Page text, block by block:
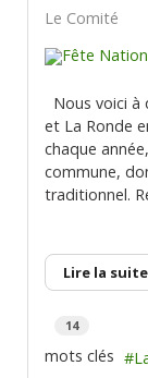
Le Comité
Nous voici à
et La Ronde
chaque
commune,
traditionnel.
Lire la suite
14
mots clés